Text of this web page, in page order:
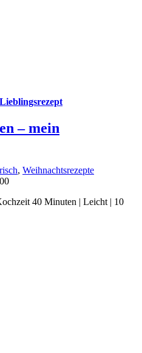
– mein
, Weihnachtsrezepte
40 Minuten | Leicht | 10